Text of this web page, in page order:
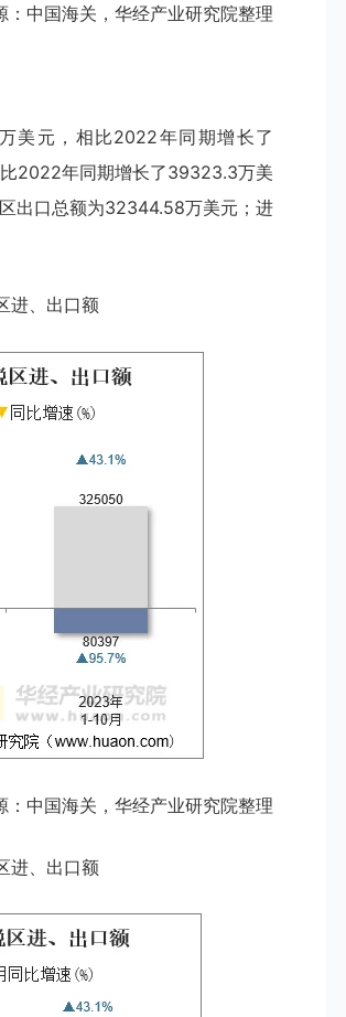
：中国海关，华经产业研究院整理
美元，相比2022年同期增长了
2022年同期增长了39323.3万美
出口总额为32344.58万美元；进
进、出口额
：中国海关，华经产业研究院整理
进、出口额